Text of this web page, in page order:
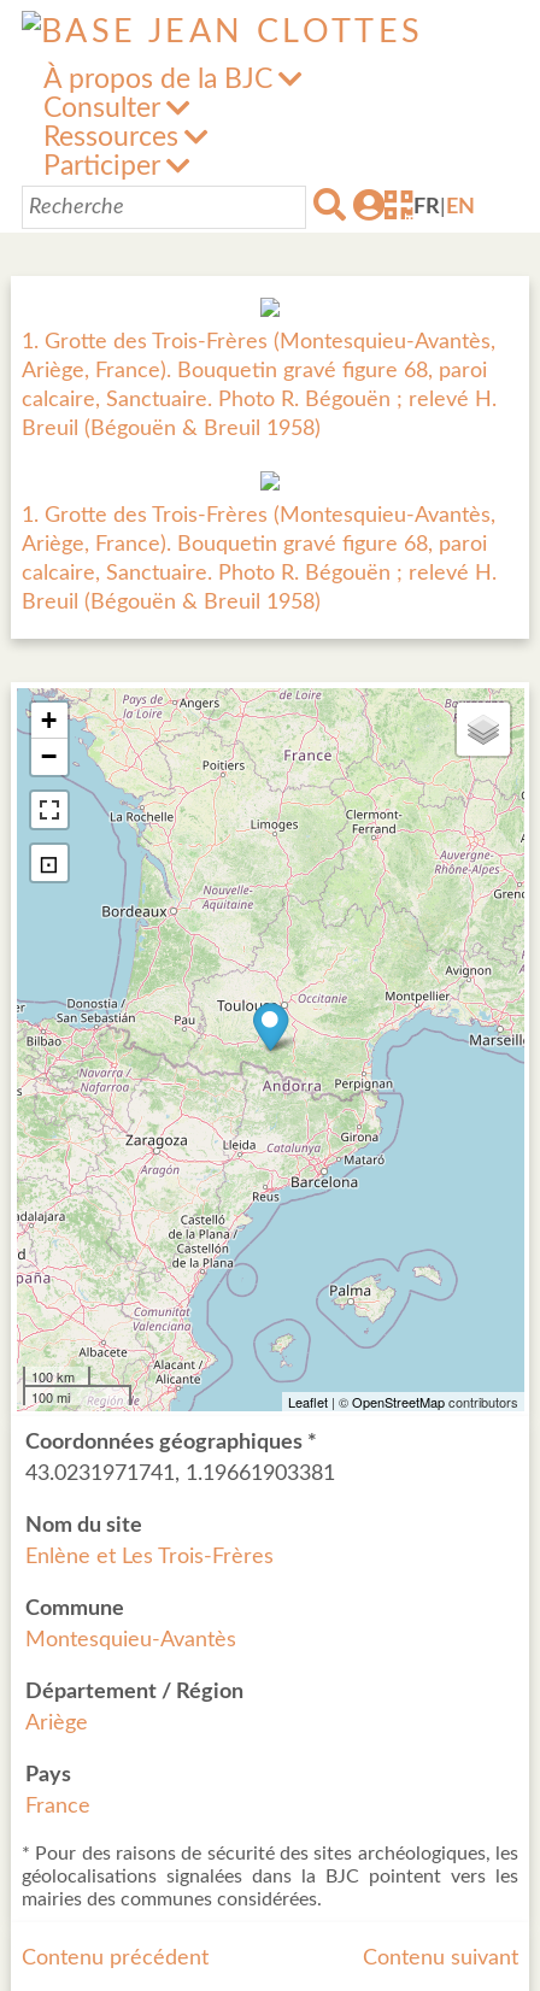
À propos de la BJC
Consulter
Ressources
Participer
FR EN
Contenu précédent Contenu suivant
1. Grotte des Trois-Frères (Montesquieu-Avantès,
Ariège, France). Bouquetin gravé figure 68, paroi
calcaire, Sanctuaire. Photo R. Bégouën ; relevé H.
Breuil (Bégouën & Breuil 1958)
1. Grotte des Trois-Frères (Montesquieu-Avantès,
Ariège, France). Bouquetin gravé figure 68, paroi
calcaire, Sanctuaire. Photo R. Bégouën ; relevé H.
Breuil (Bégouën & Breuil 1958)
+
−
⊡
100 km
100 mi
Leaflet| ©OpenStreetMapcontributors
Coordonnées géographiques *
43.0231971741, 1.19661903381
Nom du site
Enlène et Les Trois-Frères
Commune
Montesquieu-Avantès
Département / Région
Ariège
Pays
France
* Pour des raisons de sécurité des sites archéologiques, les
géolocalisations signalées dans la BJC pointent vers les
mairies des communes considérées.